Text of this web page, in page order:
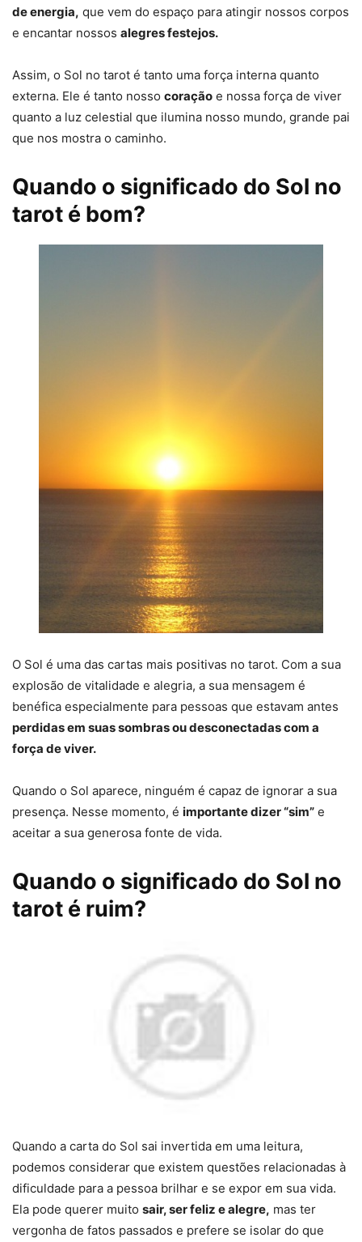
de energia, que vem do espaço para atingir nossos corpos
e encantar nossos alegres festejos.
Assim, o Sol no tarot é tanto uma força interna quanto
externa. Ele é tanto nosso coração e nossa força de viver
quanto a luz celestial que ilumina nosso mundo, grande pai
que nos mostra o caminho.
Quando o significado do Sol no
tarot é bom?
O Sol é uma das cartas mais positivas no tarot. Com a sua
explosão de vitalidade e alegria, a sua mensagem é
benéfica especialmente para pessoas que estavam antes
perdidas em suas sombras ou desconectadas com a
força de viver.
Quando o Sol aparece, ninguém é capaz de ignorar a sua
presença. Nesse momento, é importante dizer “sim” e
aceitar a sua generosa fonte de vida.
Quando o significado do Sol no
tarot é ruim?
Quando a carta do Sol sai invertida em uma leitura,
podemos considerar que existem questões relacionadas à
dificuldade para a pessoa brilhar e se expor em sua vida.
Ela pode querer muito sair, ser feliz e alegre, mas ter
vergonha de fatos passados e prefere se isolar do que